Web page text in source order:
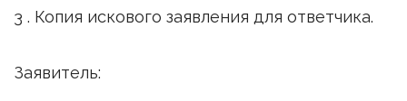
3 . Копия искового заявления для ответчика.
Заявитель: